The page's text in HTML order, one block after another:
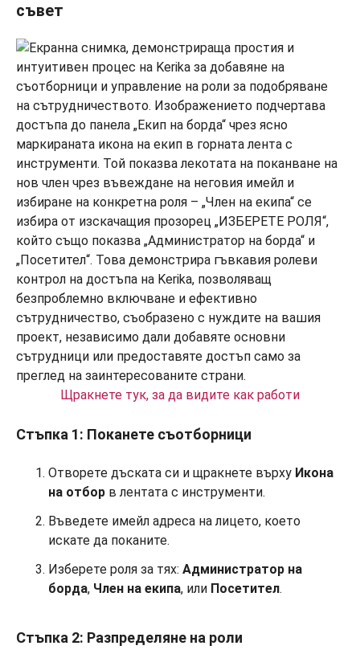
съвет
Щракнете тук, за да видите как работи
Стъпка 1: Поканете съотборници
Отворете дъската си и щракнете върху Икона
на отбор в лентата с инструменти.
Въведете имейл адреса на лицето, което
искате да поканите.
Изберете роля за тях: Администратор на
борда, Член на екипа, или Посетител.
Стъпка 2: Разпределяне на роли